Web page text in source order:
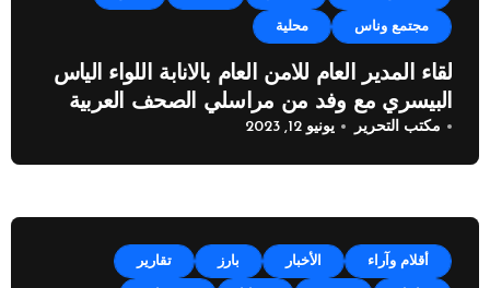
مجتمع وناس محلية
لقاء المدير العام للامن العام بالانابة اللواء الياس
البيسري مع وفد من مراسلي الصحف العربية
مكتب التحرير يونيو 12, 2023
أقلام وآراء الأخبار بارز تقارير